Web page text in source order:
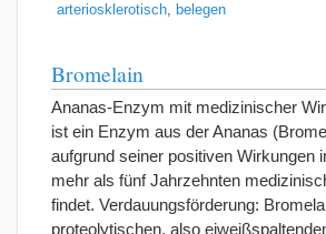
arteriosklerotisch
belegen
Bromelain
Ananas-Enzym mit medizinischer
ist ein Enzym aus der Ananas
aufgrund seiner positiven Wirkungen
mehr als fünf Jahrzehnten
findet. Verdauungsförderung:
proteolytischen, also